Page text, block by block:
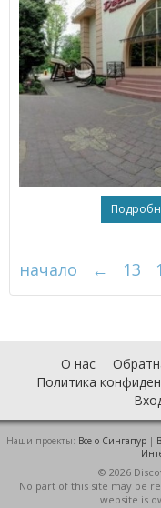
начало
← 13
О нас
Политика
Наши проекты: Все о Cингапур |
© 2026
No part of this site may be
website is